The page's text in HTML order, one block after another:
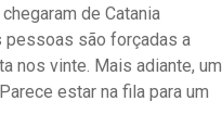
de Catania
pessoas são forçadas a
nos vinte. Mais adiante, um
estar na fila para um